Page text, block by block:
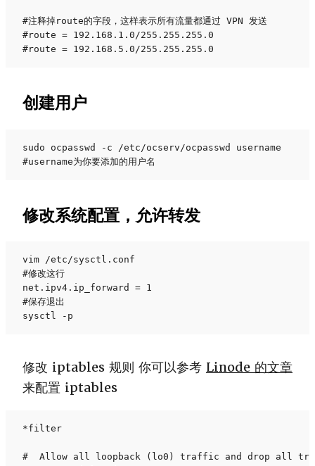
#注释掉route的字段，这样表示所有流量都通过 VPN 发送
#route = 192.168.1.0/255.255.255.0
#route = 192.168.5.0/255.255.255.0
创建用户
sudo ocpasswd -c /etc/ocserv/ocpasswd username
#username为你要添加的用户名
修改系统配置，允许转发
vim /etc/sysctl.conf
#修改这行
net.ipv4.ip_forward = 1
#保存退出
sysctl -p
修改 iptables 规则 你可以参考 Linode 的文章
来配置 iptables
*filter
#  Allow all loopback (lo0) traffic and drop all